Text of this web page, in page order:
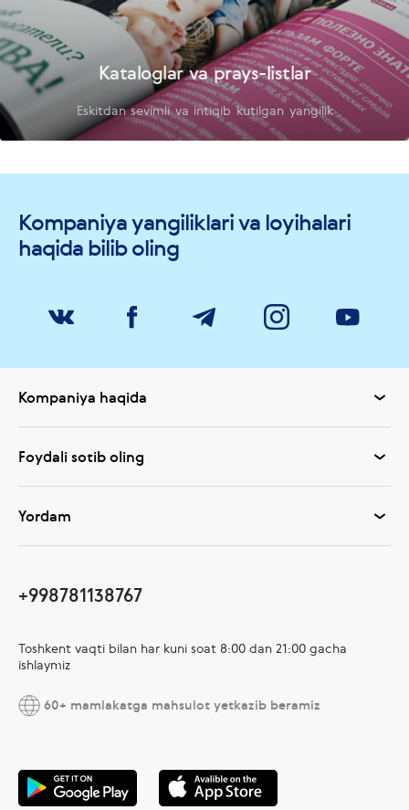
Kataloglar va prays-listlar
Eskitdan sevimli va intiqib kutilgan yangilik
Kompaniya yangiliklari va loyihalari
haqida bilib oling
Kompaniya haqida
Foydali sotib oling
Yordam
+998781138767
Toshkent vaqti bilan har kuni soat 8:00 dan 21:00 gacha
ishlaymiz
60+ mamlakatga mahsulot yetkazib beramiz